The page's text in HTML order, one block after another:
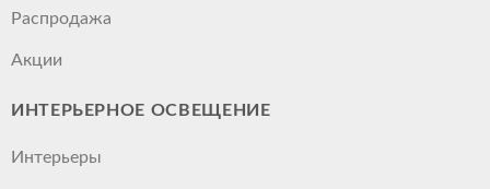
Распродажа
Акции
ИНТЕРЬЕРНОЕ ОСВЕЩЕНИЕ
Интерьеры